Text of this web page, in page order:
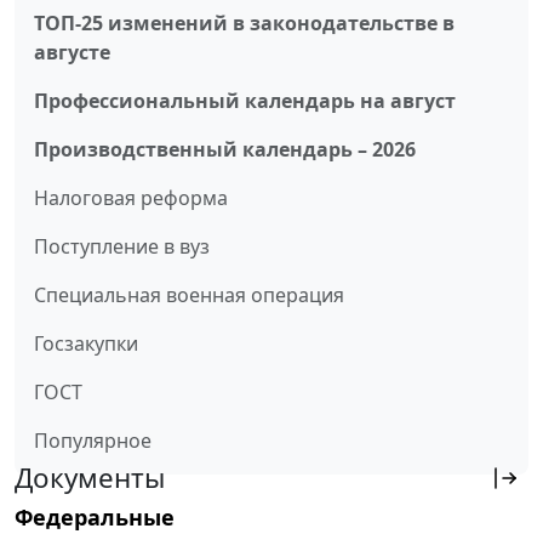
ТОП-25 изменений в законодательстве в
августе
Профессиональный календарь на август
Производственный календарь – 2026
Налоговая реформа
Поступление в вуз
Специальная военная операция
Госзакупки
ГОСТ
Популярное
Документы
Федеральные